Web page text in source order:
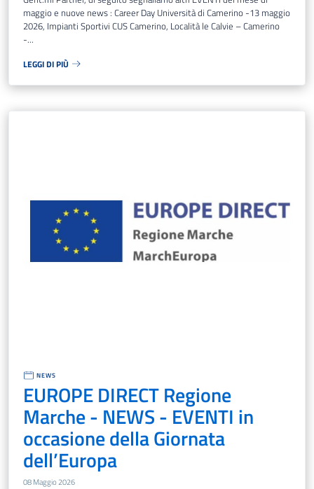
maggio e nuove news : Career Day Università di Camerino -13 maggio
2026, Impianti Sportivi CUS Camerino, Località le Calvie – Camerino
-...
LEGGI DI PIÙ
NEWS
EUROPE DIRECT Regione
Marche - NEWS - EVENTI in
occasione della Giornata
dell’Europa
08 Maggio 2026